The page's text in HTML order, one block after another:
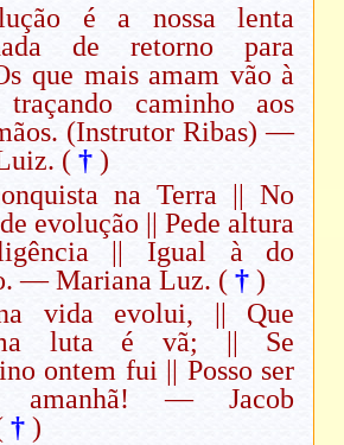
é a nossa lenta
de retorno para
que mais amam vão à
caminho aos
(Instrutor Ribas) —
(† )
na Terra || No
evolução || Pede altura
|| Igual à do
— Mariana Luz. († )
vida evolui, || Que
luta é vã; || Se
ontem fui || Posso ser
amanhã! — Jacob
† )